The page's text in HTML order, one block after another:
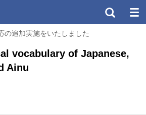
の追加実施をいたしました
vocabulary of Japanese,
Ainu